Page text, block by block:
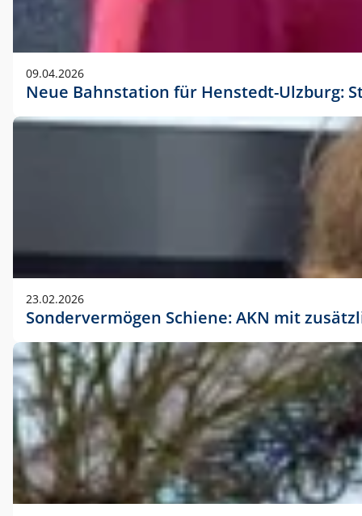
09.04.2026
Neue Bahnstation für Henstedt-Ulzburg:
23.02.2026
Sondervermögen Schiene: AKN mit